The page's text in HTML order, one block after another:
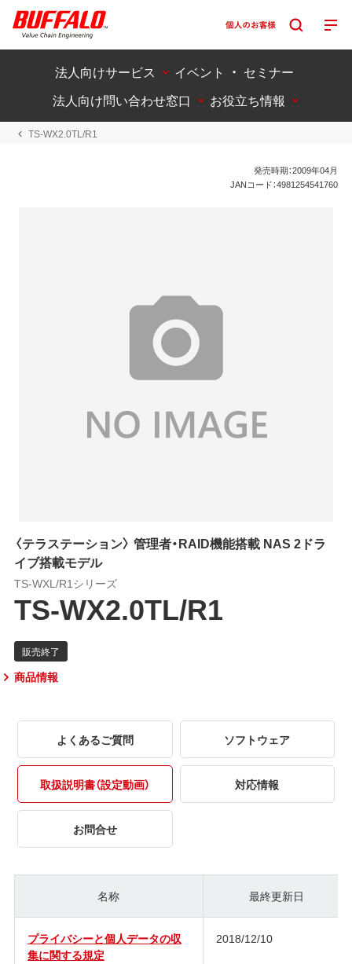
法人向けサービス
イベント ・ セミナー
法人向け問い合わせ窓口
お役立ち情報
TS-WX2.0TL/R1
発売時期：2009年04月
JANコード：4981254541760
〈テラステーション〉 管理者・RAID機能搭載 NAS 2ドラ
イブ搭載モデル
TS-WXL/R1シリーズ
TS-WX2.0TL/R1
商品情報
よくあるご質問 ソフトウェア
取扱説明書（設定動画） 対応情報
お問合せ
名称 最終更新日
プライバシーと個人データの収
集に関する規定
2018/12/10